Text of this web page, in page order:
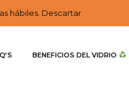
hábiles. Descartar
BENEFICIOS DEL VIDRIO